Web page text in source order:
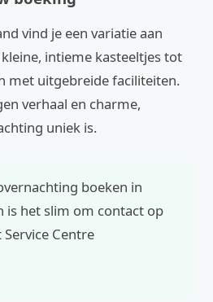
vind je een variatie aan
intieme kasteeltjes tot
met uitgebreide faciliteiten.
verhaal en charme,
uniek is.
boeken in
is het slim om contact op
Centre